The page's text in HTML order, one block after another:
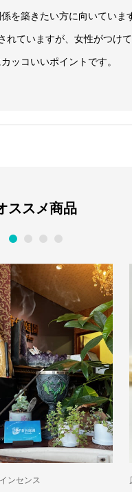
を築きたい方に向いていま
れていますが、女性がつけ
ッコいいポイントです。
ススメ商品
ンセンス
1 2 3 4